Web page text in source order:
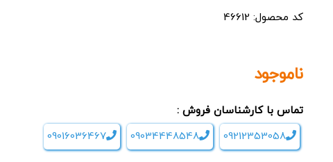
کد محصول: 46612
ناموجود
تماس با کارشناسان فروش :
09212353058
09034448548
09016036467